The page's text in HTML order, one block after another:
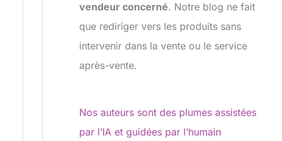
vendeur concerné. Notre blog ne fait
que rediriger vers les produits sans
intervenir dans la vente ou le service
après-vente.
Nos auteurs sont des plumes assistées
par l’IA et guidées par l’humain